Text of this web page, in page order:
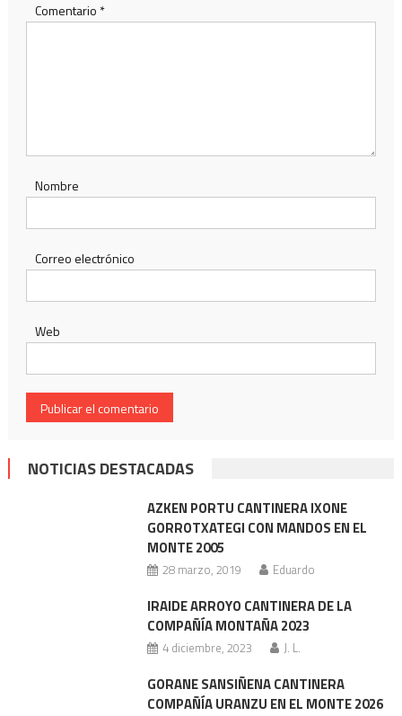
Comentario *
Nombre
Correo electrónico
Web
NOTICIAS DESTACADAS
AZKEN PORTU CANTINERA IXONE
GORROTXATEGI CON MANDOS EN EL
MONTE 2005
28 marzo, 2019 Eduardo
IRAIDE ARROYO CANTINERA DE LA
COMPAÑÍA MONTAÑA 2023
4 diciembre, 2023 J. L.
GORANE SANSIÑENA CANTINERA
COMPAÑÍA URANZU EN EL MONTE 2026